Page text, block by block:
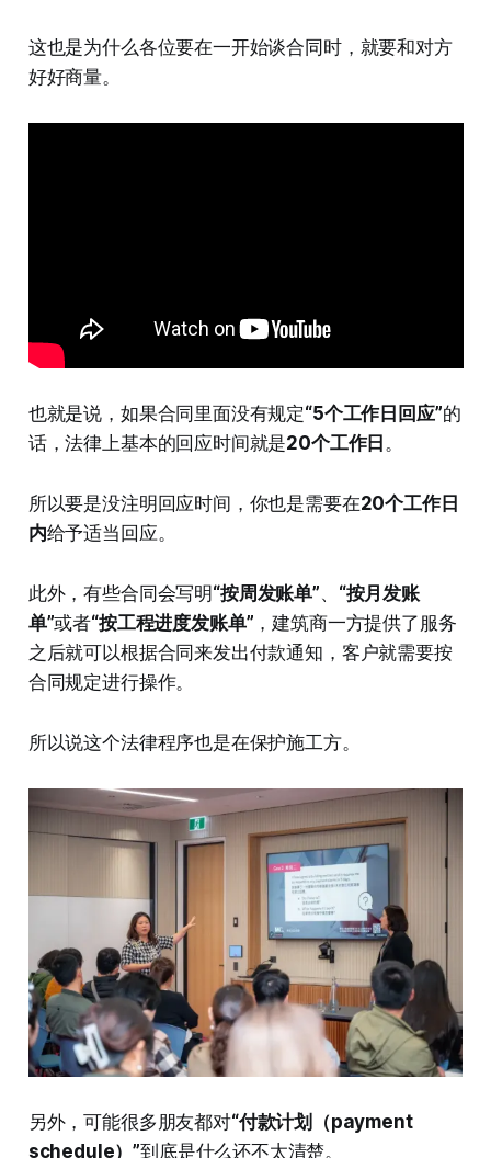
这也是为什么各位要在一开始谈合同时，就要和对方
好好商量。
也就是说，如果合同里面没有规定“5个工作日回应”的
话，法律上基本的回应时间就是20个工作日 。
所以要是没注明回应时间，你也是需要在20个工作日
内给予适当回应。
此外，有些合同会写明“按周发账单”、 “按月发账
单”或者“按工程进度发账单” ，建筑商一方提供了服务
之后就可以根据合同来发出付款通知，客户就需要按
合同规定进行操作。
所以说这个法律程序也是在保护施工方。
另外，可能很多朋友都对“付款计划（payment
schedule）”到底是什么还不太清楚。